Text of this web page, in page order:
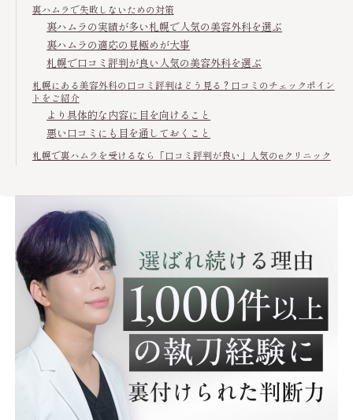
裏ハムラで失敗しないための対策
裏ハムラの実績が多い札幌で人気の美容外科を選ぶ
裏ハムラの適応の見極めが大事
札幌で口コミ評判が良い人気の美容外科を選ぶ
札幌にある美容外科の口コミ評判はどう見る？口コミのチェックポイン
トをご紹介
より具体的な内容に目を向けること
悪い口コミにも目を通しておくこと
札幌で裏ハムラを受けるなら「口コミ評判が良い」人気のeクリニック